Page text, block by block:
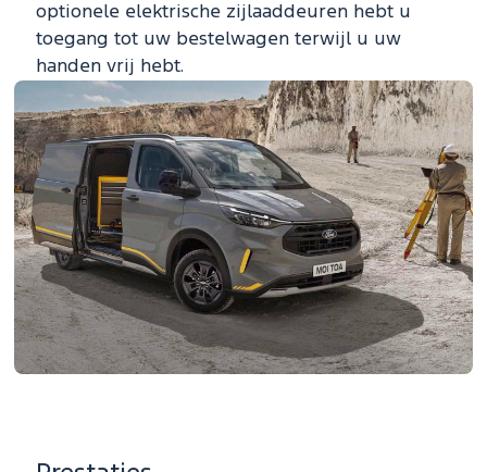
optionele elektrische zijlaaddeuren hebt u
toegang tot uw bestelwagen terwijl u uw
handen vrij hebt.